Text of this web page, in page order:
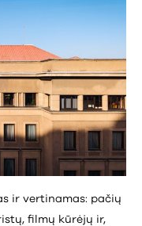
ir vertinamas: pačių
filmų kūrėjų ir,